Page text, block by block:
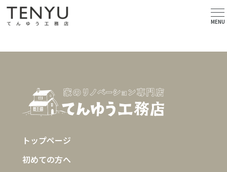
404
トップページ
初めての方へ
MENU